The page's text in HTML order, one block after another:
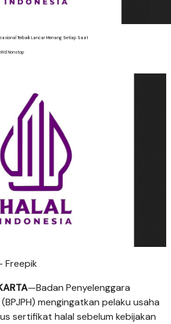
Terbaik Lancar Menang Setiap Saat
Nonstop
Freepik
—Badan Penyelenggara
mengingatkan pelaku usaha
sertifikat halal sebelum kebijakan